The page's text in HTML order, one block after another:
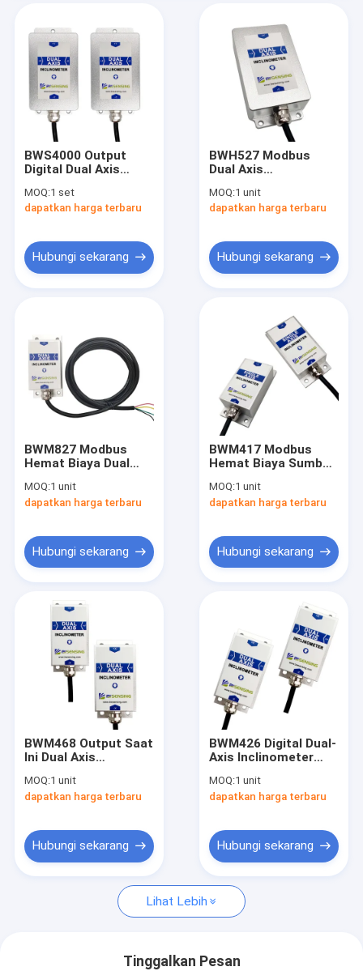
Produk
Tentang kami
Tur Pabrik
Kontrol kualitas
Permintaan Penawaran
Sensor Inklinometer Digital
Sensor Inklinometer Analog
BWS4000 Output
Digital Dual Axis
Tiltmeter 0,001°
MOQ:1 set
dapatkan harga terbaru
Hubungi sekarang
BWH527 Modbus
Dual Axis
Tiltmeter
RS232/RS485/TTL
MOQ:1 unit
dapatkan harga terbaru
Hubungi sekarang
BWM827 Modbus
Hemat Biaya Dual
Tiltmeter RS485/TTL
Opsional
MOQ:1 unit
dapatkan harga terbaru
Hubungi sekarang
BWM417 Modbus
Hemat Biaya Sumbu
Tiltmeter
RS232/RS485/TTL
MOQ:1 unit
dapatkan harga terbaru
Hubungi sekarang
BWM468 Output Saat
Ini Dual Axis
Tiltmeter Akurasi
0,005 ° 4-20mA/0-
MOQ:1 unit
dapatkan harga terbaru
Hubungi sekarang
BWM426 Digital Dual-
Axis Inclinometer
Biaya
RS232/RS485/TTL
MOQ:1 unit
dapatkan harga terbaru
Hubungi sekarang
Lihat Lebih
Tinggalkan Pesan